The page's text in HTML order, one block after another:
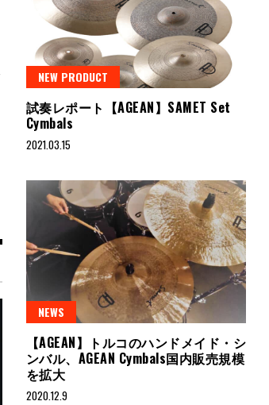
NEW PRODUCT
試奏レポート【AGEAN】SAMET Set
Cymbals
2021.03.15
NEWS
【AGEAN】トルコのハンドメイド・シ
ンバル、AGEAN Cymbals国内販売規模
を拡大
2020.12.9